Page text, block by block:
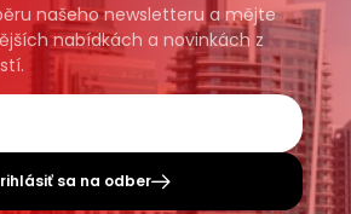
našeho newsletteru a mějte
nabídkách a novinkách z
sa na odber